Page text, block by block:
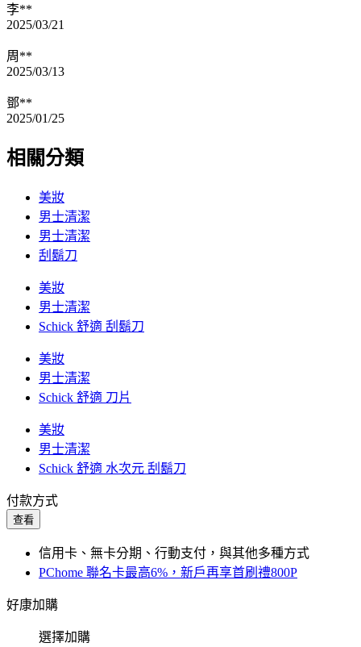
李**
2025/03/21
周**
2025/03/13
鄧**
2025/01/25
相關分類
美妝
男士清潔
男士清潔
刮鬍刀
美妝
男士清潔
Schick 舒適 刮鬍刀
美妝
男士清潔
Schick 舒適 刀片
美妝
男士清潔
Schick 舒適 水次元 刮鬍刀
付款方式
查看
信用卡、無卡分期、行動支付，與其他多種方式
PChome 聯名卡最高6%，新戶再享首刷禮800P
好康加購
選擇加購